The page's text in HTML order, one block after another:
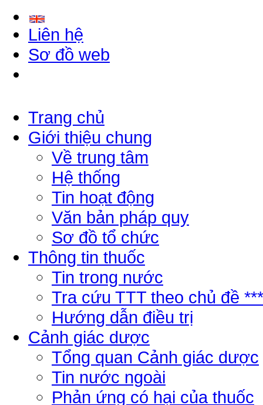
Liên hệ
Sơ đồ web
Trang chủ
Giới thiệu chung
Về trung tâm
Hệ thống
Tin hoạt động
Văn bản pháp quy
Sơ đồ tổ chức
Thông tin thuốc
Tin trong nước
Tra cứu TTT theo chủ đề ***
Hướng dẫn điều trị
Cảnh giác dược
Tổng quan Cảnh giác dược
Tin nước ngoài
Phản ứng có hại của thuốc